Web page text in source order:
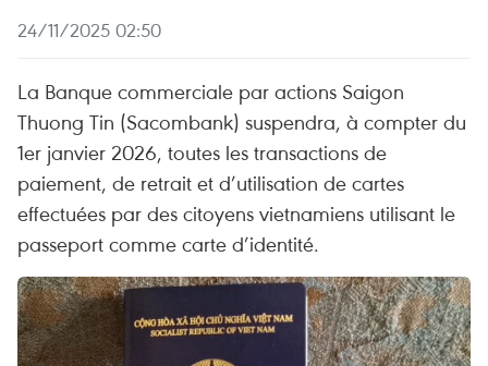
24/11/2025 02:50
La Banque commerciale par actions Saigon
Thuong Tin (Sacombank) suspendra, à compter du
1er janvier 2026, toutes les transactions de
paiement, de retrait et d’utilisation de cartes
effectuées par des citoyens vietnamiens utilisant le
passeport comme carte d’identité.